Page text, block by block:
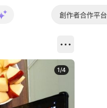
創作者合作平台
1/4